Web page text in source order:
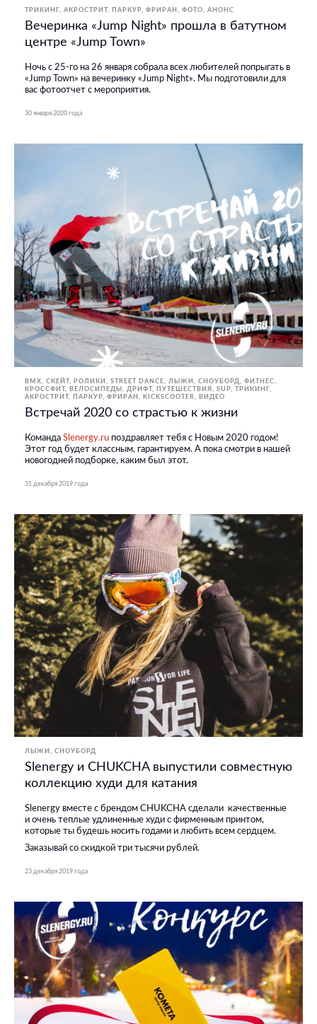
ТРИКИНГ, АКРОСТРИТ, ПАРКУР, ФРИРАН ФОТО АНОНС
Вечеринка «Jump Night» прошла в батутном
центре «Jump Town»
Ночь с 25-го на 26 января собрала всех любителей попрыгать в
«Jump Town» на вечеринку «Jump Night». Мы подготовили для
вас фотоотчет с мероприятия.
30 января 2020 года
BMX, СКЕЙТ, РОЛИКИ STREET DANCE ЛЫЖИ, СНОУБОРД
ФИТНЕС,
КРОССФИТ
ВЕЛОСИПЕДЫ ДРИФТ ПУТЕШЕСТВИЯ SUP
ТРИКИНГ,
АКРОСТРИТ, ПАРКУР, ФРИРАН
KICKSCOOTER ВИДЕО
Встречай 2020 со страстью к жизни
Команда Slenergy.ru поздравляет тебя с Новым 2020 годом!
Этот год будет классным, гарантируем. А пока смотри в нашей
новогодней подборке, каким был этот.
31 декабря 2019 года
ЛЫЖИ, СНОУБОРД
Slenergy и CHUKCHA выпустили совместную
коллекцию худи для катания
Slenergy вместе с брендом CHUKCHA сделали качественные
и очень теплые удлиненные худи с фирменным принтом,
которые ты будешь носить годами и любить всем сердцем.
Заказывай со скидкой три тысячи рублей.
23 декабря 2019 года